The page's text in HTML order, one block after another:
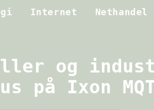
Internet Nethandel
og
på Ixon